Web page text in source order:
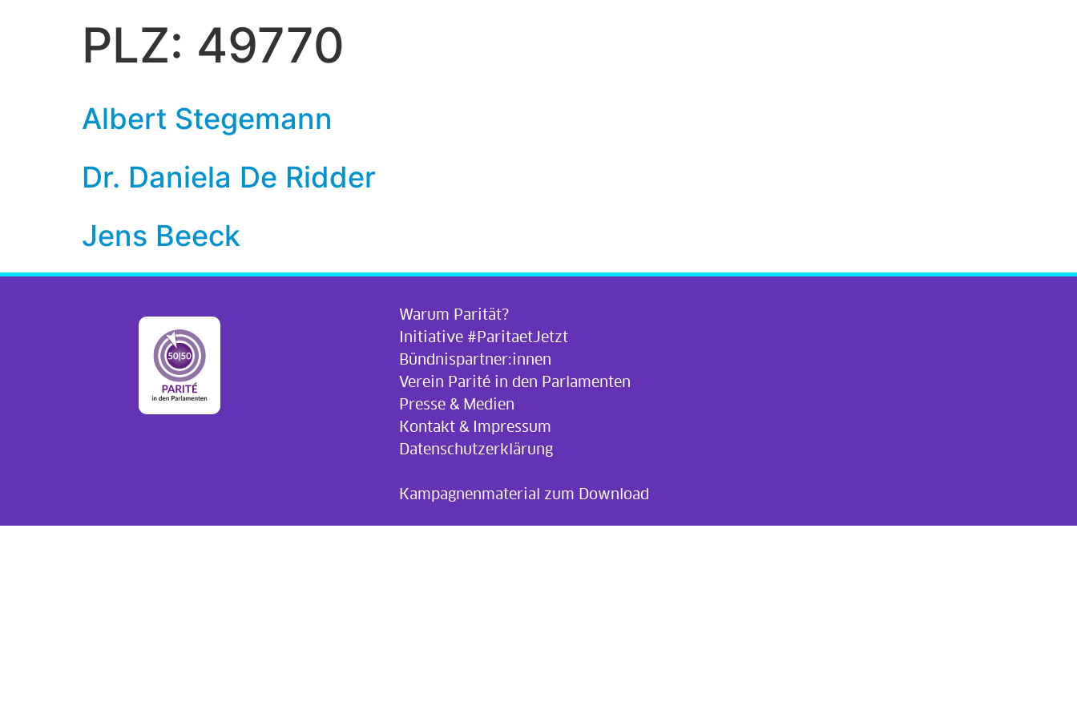
PLZ: 49770
Albert Stegemann
Dr. Daniela De Ridder
Jens Beeck
Warum Parität?
Initiative #ParitaetJetzt
Bündnispartner:innen
Verein Parité in den Parlamenten
Presse & Medien
Kontakt & Impressum
Datenschutzerklärung
Kampagnenmaterial zum Download